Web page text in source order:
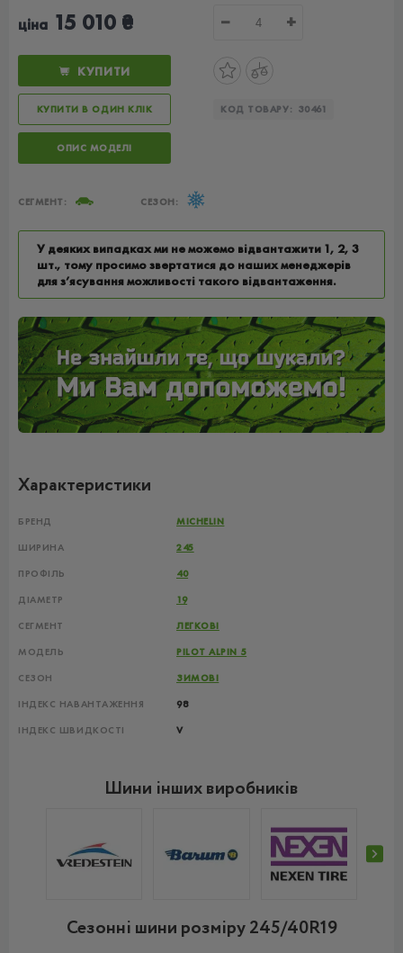
ціна 15 010 ₴ − +
КУПИТИ
КУПИТИ В ОДИН КЛІК КОД ТОВАРУ: 30461
ОПИС МОДЕЛІ
СЕГМЕНТ: СЕЗОН:
У деяких випадках ми не можемо відвантажити 1, 2, 3
шт., тому просимо звертатися до наших менеджерів
для з’ясування можливості такого відвантаження.
Характеристики
БРЕНД MICHELIN
ШИРИНА 245
ПРОФІЛЬ 40
ДІАМЕТР 19
СЕГМЕНТ ЛЕГКОВІ
МОДЕЛЬ PILOT ALPIN 5
СЕЗОН ЗИМОВІ
ІНДЕКС НАВАНТАЖЕННЯ 98
ІНДЕКС ШВИДКОСТІ V
Шини інших виробників
Сезонні шини розміру 245/40R19